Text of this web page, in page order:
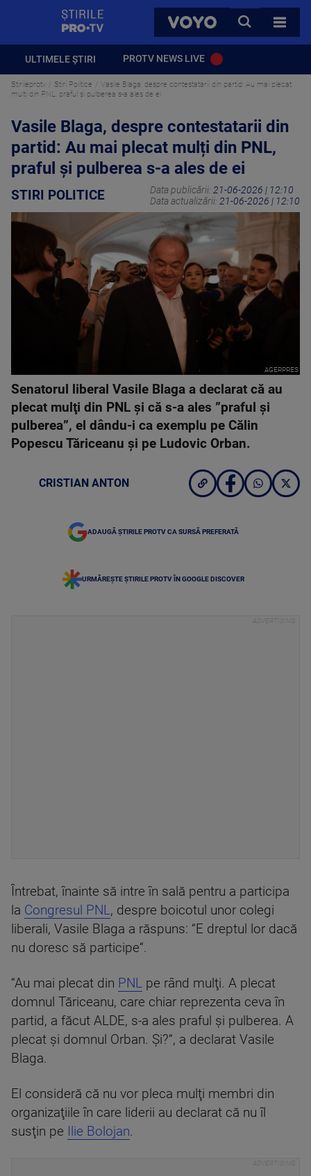
VOYO
CAUTA
TOATE
ULTIMELE ȘTIRI PROTV NEWS LIVE
Stirileprotv Stiri Politice
Vasile Blaga, despre contestatarii din partid: Au mai plecat
mulți din PNL, praful și pulberea s-a ales de ei
Vasile Blaga, despre contestatarii din
partid: Au mai plecat mulți din PNL,
praful și pulberea s-a ales de ei
STIRI POLITICE Data publicării: 21-06-2026 | 12:10
Data actualizării: 21-06-2026 | 12:10
AGERPRES
Senatorul liberal Vasile Blaga a declarat că au
plecat mulţi din PNL şi că s-a ales ”praful şi
pulberea”, el dându-i ca exemplu pe Călin
Popescu Tăriceanu şi pe Ludovic Orban.
CRISTIAN ANTON
ADAUGĂ ȘTIRILE PROTV CA SURSĂ PREFERATĂ
URMĂREȘTE ȘTIRILE PROTV ÎN GOOGLE DISCOVER
Întrebat, înainte să intre în sală pentru a participa
la Congresul PNL, despre boicotul unor colegi
liberali, Vasile Blaga a răspuns: “E dreptul lor dacă
nu doresc să participe“.
“Au mai plecat din PNL pe rând mulţi. A plecat
domnul Tăriceanu, care chiar reprezenta ceva în
partid, a făcut ALDE, s-a ales praful şi pulberea. A
plecat şi domnul Orban. Şi?“, a declarat Vasile
Blaga.
El consideră că nu vor pleca mulţi membri din
organizaţiile în care liderii au declarat că nu îl
susţin pe Ilie Bolojan.